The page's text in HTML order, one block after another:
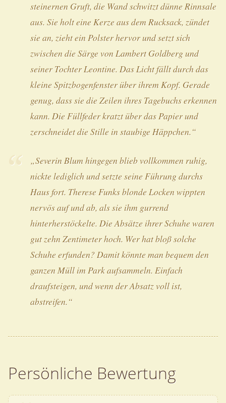
steinernen Gruft, die Wand schwitzt dünne Rinnsale
aus. Sie holt eine Kerze aus dem Rucksack, zündet
sie an, zieht ein Polster hervor und setzt sich
zwischen die Särge von Lambert Goldberg und
seiner Tochter Leontine. Das Licht fällt durch das
kleine Spitzbogenfenster über ihrem Kopf. Gerade
genug, dass sie die Zeilen ihres Tagebuchs erkennen
kann. Die Füllfeder kratzt über das Papier und
zerschneidet die Stille in staubige Häppchen.“
„Severin Blum hingegen blieb vollkommen ruhig,
nickte lediglich und setzte seine Führung durchs
Haus fort. Therese Funks blonde Locken wippten
nervös auf und ab, als sie ihm gurrend
hinterherstöckelte. Die Absätze ihrer Schuhe waren
gut zehn Zentimeter hoch. Wer hat bloß solche
Schuhe erfunden? Damit könnte man bequem den
ganzen Müll im Park aufsammeln. Einfach
draufsteigen, und wenn der Absatz voll ist,
abstreifen.“
Persönliche Bewertung